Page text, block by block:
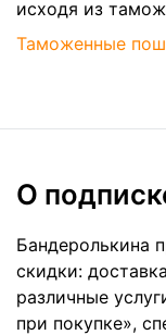
исходя из
Таможенные
О
Бандеролькина
скидки:
различные
при покупке»,